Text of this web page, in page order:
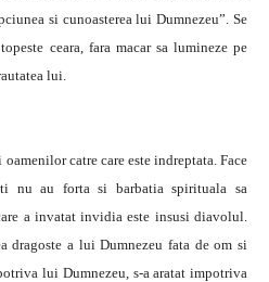
si cunoasterea lui Dumnezeu”. Se
ceara, fara macar sa lumineze pe
lui.
catre care este indreptata. Face
nu au forta si barbatia spirituala sa
a invatat invidia este insusi diavolul.
dragoste a lui Dumnezeu fata de om si
lui Dumnezeu, s-a aratat impotriva